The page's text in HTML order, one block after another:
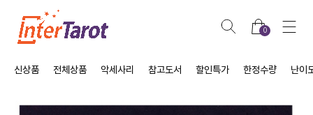
0
신상품 전체상품 악세사리 참고도서 할인특가 한정수량 난이